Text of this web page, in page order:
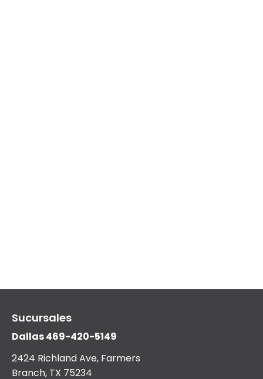
Sucursales
Dallas469-420-5149
2424 Richland Ave, Farmers
Branch, TX 75234